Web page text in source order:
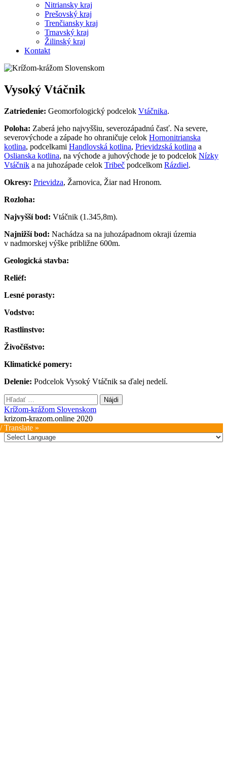
Nitriansky kraj
Prešovský kraj
Trenčiansky kraj
Trnavský kraj
Žilinský kraj
Kontakt
Vysoký Vtáčnik
Zatriedenie: Geomorfologický podcelok Vtáčnika.
Poloha: Zaberá jeho najvyššiu, severozápadnú časť. Na severe,
severovýchode a západe ho ohraničuje celok Hornonitrianska
kotlina, podcelkami Handlovská kotlina, Prievidzská kotlina a
Oslianska kotlina, na východe a juhovýchode je to podcelok Nízky
Vtáčnik a na juhozápade celok Tribeč podcelkom Rázdiel.
Okresy: Prievidza, Žarnovica, Žiar nad Hronom.
Rozloha:
Najvyšší bod: Vtáčnik (1.345,8m).
Najnižší bod: Nachádza sa na juhozápadnom okraji územia
v nadmorskej výške približne 600m.
Geologická stavba:
Reliéf:
Lesné porasty:
Vodstvo:
Rastlinstvo:
Živočíšstvo:
Klimatické pomery:
Delenie: Podcelok Vysoký Vtáčnik sa ďalej nedelí.
Hľadať:
Krížom-krážom Slovenskom
krizom-krazom.online 2020
Translate »